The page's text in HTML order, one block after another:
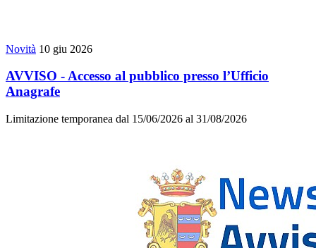
Novità 10 giu 2026
AVVISO - Accesso al pubblico presso l’Ufficio
Anagrafe
Limitazione temporanea dal 15/06/2026 al 31/08/2026